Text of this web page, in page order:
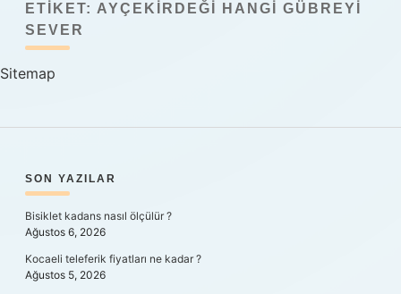
Yasal Uyarı
Hakkımızda
ETIKET: AYÇEKIRDEĞI HANGI GÜBREYI
SEVER
Sitemap
SIDEBAR
SON YAZILAR
Bisiklet kadans nasıl ölçülür ?
Ağustos 6, 2026
Kocaeli teleferik fiyatları ne kadar ?
Ağustos 5, 2026